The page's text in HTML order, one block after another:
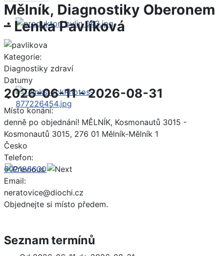
Mělník, Diagnostiky Oberonem
– Lenka Pavlíková
Kategorie:
Diagnostiky zdraví
Datumy
2026-06-11-2026-08-31
Místo konání:
denně po objednání! MĚLNÍK, Kosmonautů 3015 -
Kosmonautů 3015, 276 01 Mělník-Mělník 1
Česko
Telefon:
602186630
Email:
neratovice@diochi.cz
Objednejte si místo předem.
Seznam termínů